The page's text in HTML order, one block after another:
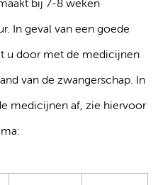
bij 7-8 weken
In geval van een goede
u door met de medicijnen
van de zwangerschap. In
medicijnen af, zie hiervoor